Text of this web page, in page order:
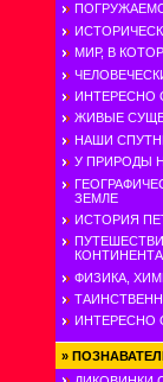
МИР, В
ИНТЕРЕСНО
ЖИВЫЕ
НАШИ
У ПРИРОДЫ
ЗЕМЛЕ
ИСТОРИЯ
ФИЗИКА,
ИНТЕРЕСНО
»